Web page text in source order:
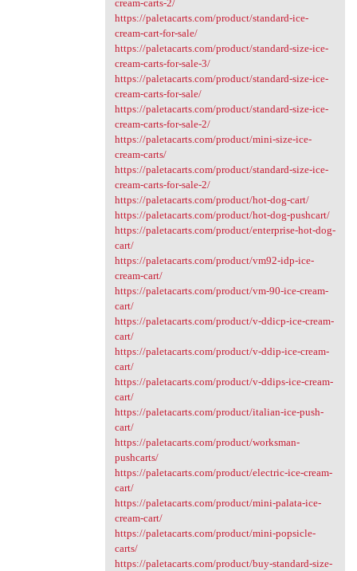
cream-carts-2/
https://paletacarts.com/product/standard-ice-
cream-cart-for-sale/
https://paletacarts.com/product/standard-size-ice-
cream-carts-for-sale-3/
https://paletacarts.com/product/standard-size-ice-
cream-carts-for-sale/
https://paletacarts.com/product/standard-size-ice-
cream-carts-for-sale-2/
https://paletacarts.com/product/mini-size-ice-
cream-carts/
https://paletacarts.com/product/standard-size-ice-
cream-carts-for-sale-2/
https://paletacarts.com/product/hot-dog-cart/
https://paletacarts.com/product/hot-dog-pushcart/
https://paletacarts.com/product/enterprise-hot-dog-
cart/
https://paletacarts.com/product/vm92-idp-ice-
cream-cart/
https://paletacarts.com/product/vm-90-ice-cream-
cart/
https://paletacarts.com/product/v-ddicp-ice-cream-
cart/
https://paletacarts.com/product/v-ddip-ice-cream-
cart/
https://paletacarts.com/product/v-ddips-ice-cream-
cart/
https://paletacarts.com/product/italian-ice-push-
cart/
https://paletacarts.com/product/worksman-
pushcarts/
https://paletacarts.com/product/electric-ice-cream-
cart/
https://paletacarts.com/product/mini-palata-ice-
cream-cart/
https://paletacarts.com/product/mini-popsicle-
carts/
https://paletacarts.com/product/buy-standard-size-